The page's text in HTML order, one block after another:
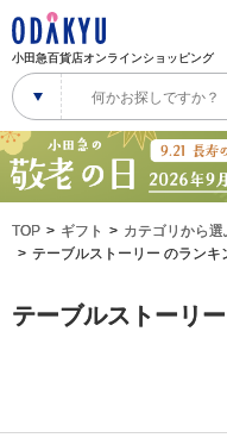
小田急百貨店オンラインショッピング
TOP ギフト カテゴリから選
テーブルストーリー のランキ
テーブルストーリ